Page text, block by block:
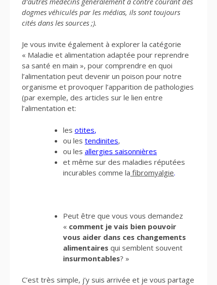
dogmes véhiculés par les médias, ils sont toujours
cités dans les sources ;).
Je vous invite également à explorer la catégorie
« Maladie et alimentation adaptée pour reprendre
sa santé en main », pour comprendre en quoi
l’alimentation peut devenir un poison pour notre
organisme et provoquer l’apparition de pathologies
(par exemple, des articles sur le lien entre
l’alimentation et:
les otites,
ou les tendinites,
ou les allergies saisonnières
et même sur des maladies réputées
incurables comme la fibromyalgie.
Peut être que vous vous demandez
« comment je vais bien pouvoir
vous aider dans ces changements
alimentaires qui semblent souvent
insurmontables? »
C’est très simple, j’y suis arrivée et je vous partage